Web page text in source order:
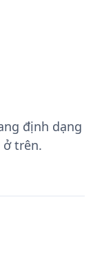
định dạng
ở trên.